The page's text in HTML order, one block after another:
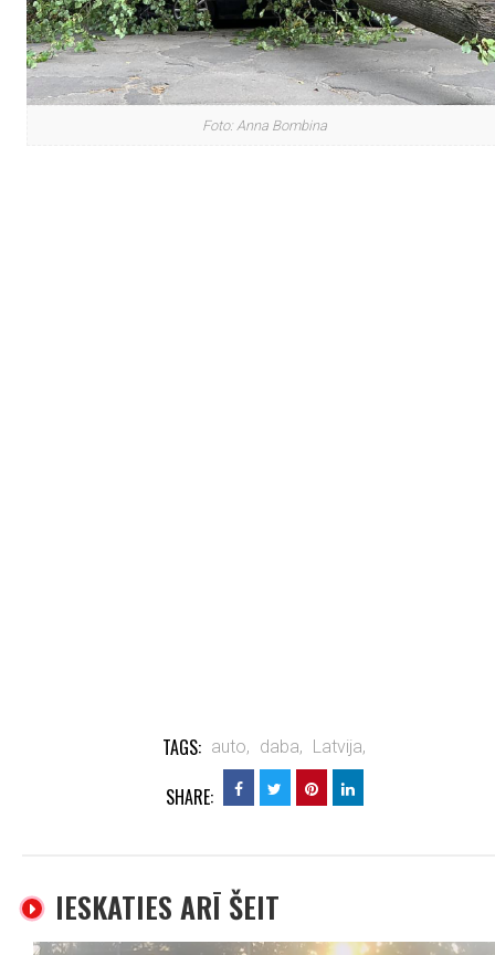
Foto: Anna Bombina
TAGS: auto, daba, Latvija,
SHARE:
IESKATIES ARĪ ŠEIT